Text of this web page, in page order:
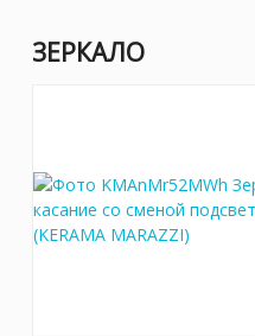
ЗЕРКАЛО